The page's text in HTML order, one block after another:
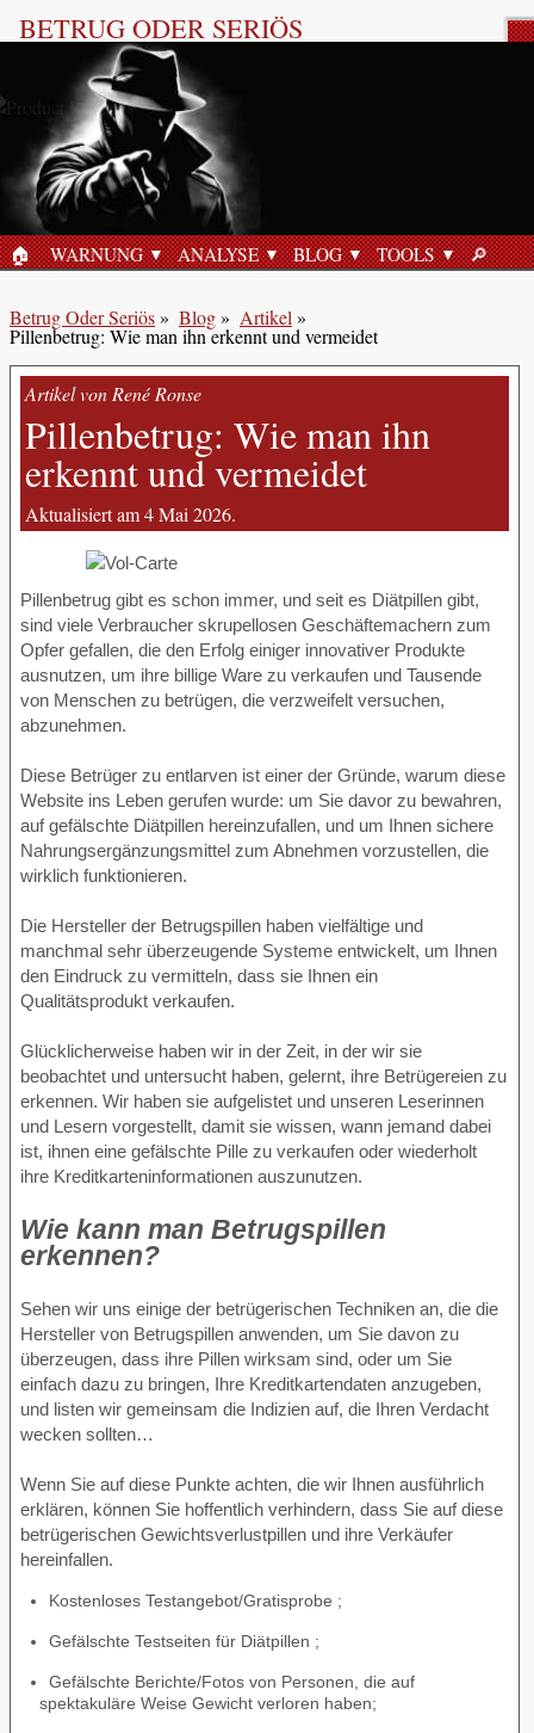
BETRUG ODER SERIÖS
STARTSEITE
🏠︎ WARNUNG ANALYSE BLOG TOOLS SUCHE
🔎︎
Betrug Oder Seriös» Blog» Artikel»
Pillenbetrug: Wie man ihn erkennt und vermeidet
Artikel von René Ronse
Pillenbetrug: Wie man ihn
erkennt und vermeidet
Aktualisiert am 4 Mai 2026.
Pillenbetrug gibt es schon immer, und seit es Diätpillen gibt,
sind viele Verbraucher skrupellosen Geschäftemachern zum
Opfer gefallen, die den Erfolg einiger innovativer Produkte
ausnutzen, um ihre billige Ware zu verkaufen und Tausende
von Menschen zu betrügen, die verzweifelt versuchen,
abzunehmen.
Diese Betrüger zu entlarven ist einer der Gründe, warum diese
Website ins Leben gerufen wurde: um Sie davor zu bewahren,
auf gefälschte Diätpillen hereinzufallen, und um Ihnen sichere
Nahrungsergänzungsmittel zum Abnehmen vorzustellen, die
wirklich funktionieren.
Die Hersteller der Betrugspillen haben vielfältige und
manchmal sehr überzeugende Systeme entwickelt, um Ihnen
den Eindruck zu vermitteln, dass sie Ihnen ein
Qualitätsprodukt verkaufen.
Glücklicherweise haben wir in der Zeit, in der wir sie
beobachtet und untersucht haben, gelernt, ihre Betrügereien zu
erkennen. Wir haben sie aufgelistet und unseren Leserinnen
und Lesern vorgestellt, damit sie wissen, wann jemand dabei
ist, ihnen eine gefälschte Pille zu verkaufen oder wiederholt
ihre Kreditkarteninformationen auszunutzen.
Wie kann man Betrugspillen
erkennen?
Sehen wir uns einige der betrügerischen Techniken an, die die
Hersteller von Betrugspillen anwenden, um Sie davon zu
überzeugen, dass ihre Pillen wirksam sind, oder um Sie
einfach dazu zu bringen, Ihre Kreditkartendaten anzugeben,
und listen wir gemeinsam die Indizien auf, die Ihren Verdacht
wecken sollten…
Wenn Sie auf diese Punkte achten, die wir Ihnen ausführlich
erklären, können Sie hoffentlich verhindern, dass Sie auf diese
betrügerischen Gewichtsverlustpillen und ihre Verkäufer
hereinfallen.
Kostenloses Testangebot/Gratisprobe ;
Gefälschte Testseiten für Diätpillen ;
Gefälschte Berichte/Fotos von Personen, die auf
spektakuläre Weise Gewicht verloren haben;